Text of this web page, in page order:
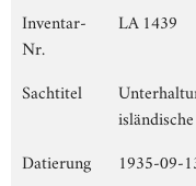
Inventar-
Nr.
LA 1439
Sachtitel
Datierung
1935-09-